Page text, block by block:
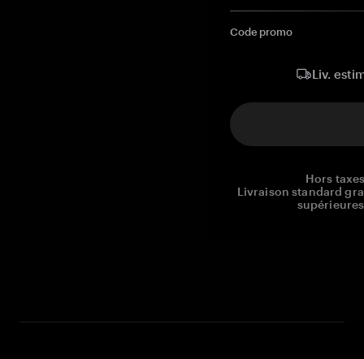
Code promo
Liv.
Hors
Livraison standard